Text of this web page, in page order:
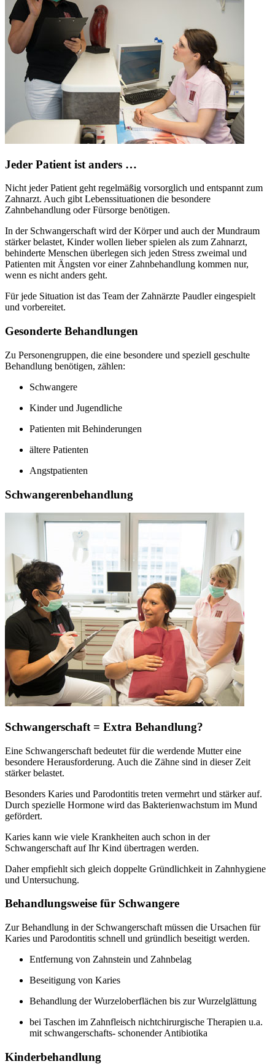
Jeder Patient ist anders …
Nicht jeder Patient geht regelmäßig vorsorglich und entspannt zum
Zahnarzt. Auch gibt Lebenssituationen die besondere
Zahnbehandlung oder Fürsorge benötigen.
In der Schwangerschaft wird der Körper und auch der Mundraum
stärker belastet, Kinder wollen lieber spielen als zum Zahnarzt,
behinderte Menschen überlegen sich jeden Stress zweimal und
Patienten mit Ängsten vor einer Zahnbehandlung kommen nur,
wenn es nicht anders geht.
Für jede Situation ist das Team der Zahnärzte Paudler eingespielt
und vorbereitet.
Gesonderte Behandlungen
Zu Personengruppen, die eine besondere und speziell geschulte
Behandlung benötigen, zählen:
Schwangere
Kinder und Jugendliche
Patienten mit Behinderungen
ältere Patienten
Angstpatienten
Schwangerenbehandlung
Schwangerschaft = Extra Behandlung?
Eine Schwangerschaft bedeutet für die werdende Mutter eine
besondere Herausforderung. Auch die Zähne sind in dieser Zeit
stärker belastet.
Besonders Karies und Parodontitis treten vermehrt und stärker auf.
Durch spezielle Hormone wird das Bakterienwachstum im Mund
gefördert.
Karies kann wie viele Krankheiten auch schon in der
Schwangerschaft auf Ihr Kind übertragen werden.
Daher empfiehlt sich gleich doppelte Gründlichkeit in Zahnhygiene
und Untersuchung.
Behandlungsweise für Schwangere
Zur Behandlung in der Schwangerschaft müssen die Ursachen für
Karies und Parodontitis schnell und gründlich beseitigt werden.
Entfernung von Zahnstein und Zahnbelag
Beseitigung von Karies
Behandlung der Wurzeloberflächen bis zur Wurzelglättung
bei Taschen im Zahnfleisch nichtchirurgische Therapien u.a.
mit schwangerschafts- schonender Antibiotika
Kinderbehandlung